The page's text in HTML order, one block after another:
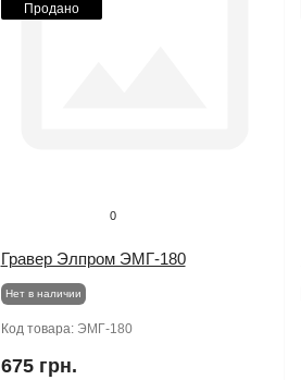
Продано
0
Гравер Элпром ЭМГ-180
Нет в наличии
Код товара: ЭМГ-180
675 грн.